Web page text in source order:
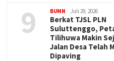
9 BUMN Juli 29, 2026
Berkat TJSL PLN
Suluttenggo,
Tilihuwa Makin
Jalan Desa Telah
Dipaving